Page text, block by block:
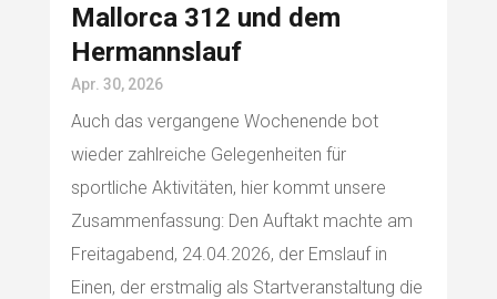
Mallorca 312 und dem
Hermannslauf
Apr. 30, 2026
Auch das vergangene Wochenende bot
wieder zahlreiche Gelegenheiten für
sportliche Aktivitäten, hier kommt unsere
Zusammenfassung: Den Auftakt machte am
Freitagabend, 24.04.2026, der Emslauf in
Einen, der erstmalig als Startveranstaltung die